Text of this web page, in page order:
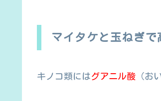
マイタケと玉ねぎ
キノコ類にはグアニル酸 （お